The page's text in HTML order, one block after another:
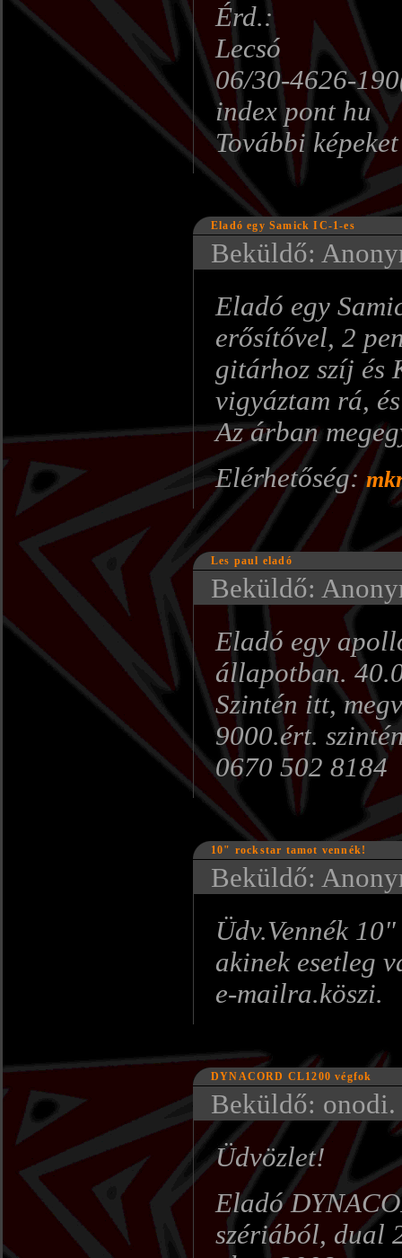
Érd.:
Lecsó
06/30-4626-
index pont hu
További
Eladó egy Samick IC-1-es
Beküldő:
Eladó egy
erősítővel, 2
gitárhoz szíj és
vigyáztam rá,
Az árban
Elérhetőség:
Les paul eladó
Beküldő:
Eladó egy
állapotban.
Szintén itt,
9000.ért.
0670 502 8184
10" rockstar tamot vennék!
Beküldő:
Üdv.Vennék
akinek esetleg
e-mailra.köszi.
DYNACORD CL1200 végfok
Beküldő: onodi.
Üdvözlet!
Eladó
szériából, dual